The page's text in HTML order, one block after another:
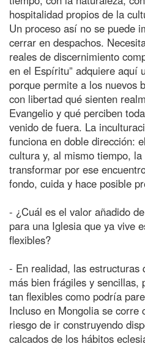
hospitalidad propios de la
Un proceso así no se puede
cerrar en despachos.
reales de discernimiento
en el Espíritu” adquiere aquí
porque permite a los nuevos
con libertad qué sienten
Evangelio y qué perciben
venido de fuera. La
funciona en doble dirección:
cultura y, al mismo tiempo,
transformar por ese
fondo, cuida y hace posible
- ¿Cuál es el valor añadido
para una Iglesia que ya vive
flexibles?
- En realidad, las estructuras
más bien frágiles y sencillas,
tan flexibles como podría
Incluso en Mongolia se corre
riesgo de ir construyendo
calcados de los hábitos